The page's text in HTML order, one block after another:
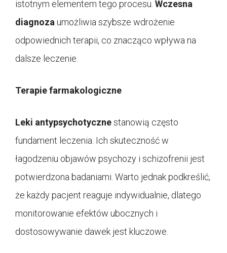
istotnym elementem tego procesu. Wczesna
diagnoza umożliwia szybsze wdrożenie
odpowiednich terapii, co znacząco wpływa na
dalsze leczenie.
Terapie farmakologiczne
Leki antypsychotycznestanowią często
fundament leczenia. Ich skuteczność w
łagodzeniu objawów psychozy i schizofrenii jest
potwierdzona badaniami. Warto jednak podkreślić,
że każdy pacjent reaguje indywidualnie, dlatego
monitorowanie efektów ubocznych i
dostosowywanie dawek jest kluczowe.